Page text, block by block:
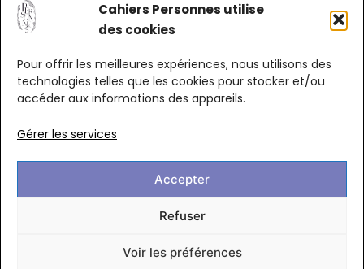
Cahiers Personnes utilise
des cookies
Pour offrir les meilleures expériences, nous utilisons des
technologies telles que les cookies pour stocker et/ou
accéder aux informations des appareils.
Gérer les services
Accepter
Refuser
Voir les préférences
Qui sommes-nous ?